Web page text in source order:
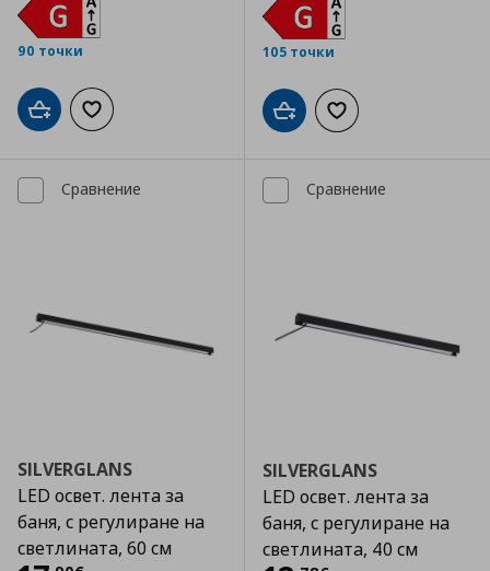
90 точки
Добави в кошницата
Добави към списъка с любими
105 точки
Добави в кошницата
Добави към
Сравнение
SILVERGLANS
LED освет. лента за
баня, с регулиране на
светлината, 60 см
Сравнение
SILVERGLANS
LED освет. лента за
баня, с регулиране на
светлината, 40 см